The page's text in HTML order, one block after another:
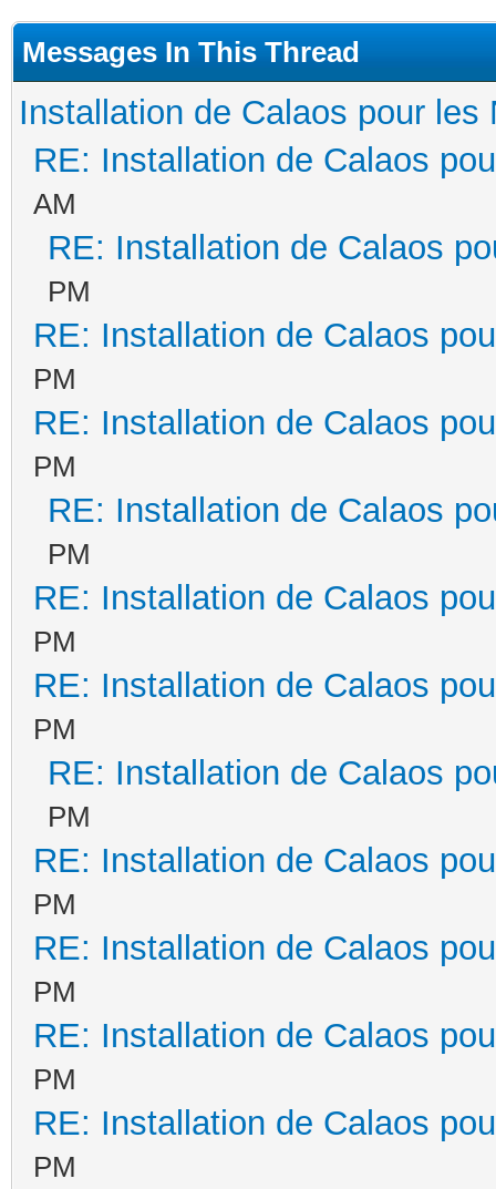
Messages In This Thread
Installation de Calaos pour les
RE: Installation de Calaos
AM
RE: Installation de Calaos
PM
RE: Installation de Calaos
PM
RE: Installation de Calaos
PM
RE: Installation de Calaos
PM
RE: Installation de Calaos
PM
RE: Installation de Calaos
PM
RE: Installation de Calaos
PM
RE: Installation de Calaos
PM
RE: Installation de Calaos
PM
RE: Installation de Calaos
PM
RE: Installation de Calaos
PM